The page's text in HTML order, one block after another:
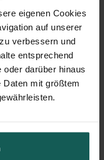
eigenen Cookies
auf unserer
verbessern und
entsprechend
darüber hinaus
Daten mit größtem